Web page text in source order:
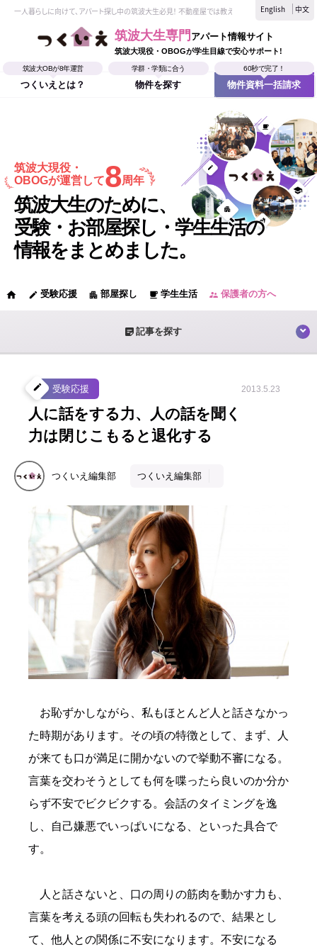
一人暮らしに向けて、アパート探し中の筑波大生必見！ 不動産屋では教えてくれない、筑波大生なら
English 中文
筑波大生専門 アパート情報サイト
筑波大現役・OBOGが学生目線で安心サポート!
筑波大OBが8年運営
つくいえとは？
学群・学類に合う
物件を探す
60秒で完了！
物件資料一括請求
筑波大現役・
OBOGが運営して8周年
筑波大生のために、
受験・お部屋探し・学生生活の
情報をまとめました。
home edit 受験応援 apartment 部屋探し local_cafe 学生生活 supervisor_account 保護者の方へ
sticky_note_2 記事を探す
create 受験応援 2013.5.23
人に話をする力、人の話を聞く
力は閉じこもると退化する
つくいえ編集部 つくいえ編集部
お恥ずかしながら、私もほとんど人と話さなかっ
た時期があります。その頃の特徴として、まず、人
が来ても口が満足に開かないので挙動不審になる。
言葉を交わそうとしても何を喋ったら良いのか分か
らず不安でビクビクする。会話のタイミングを逸
し、自己嫌悪でいっぱいになる、といった具合で
す。
人と話さないと、口の周りの筋肉を動かす力も、
言葉を考える頭の回転も失われるので、結果とし
て、他人との関係に不安になります。不安になる